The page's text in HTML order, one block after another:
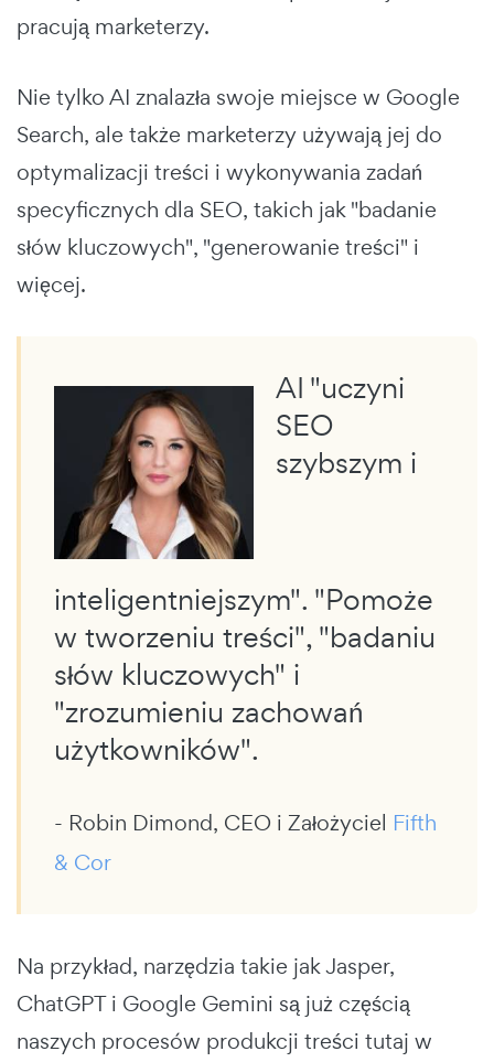
pracują marketerzy.
Nie tylko AI znalazła swoje miejsce w Google
Search, ale także marketerzy używają jej do
optymalizacji treści i wykonywania zadań
specyficznych dla SEO, takich jak "badanie
słów kluczowych", "generowanie treści" i
więcej.
AI "uczyni
SEO
szybszym i
inteligentniejszym". "Pomoże
w tworzeniu treści", "badaniu
słów kluczowych" i
"zrozumieniu zachowań
użytkowników".
- Robin Dimond, CEO i Założyciel Fifth
& Cor
Na przykład, narzędzia takie jak Jasper,
ChatGPT i Google Gemini są już częścią
naszych procesów produkcji treści tutaj w